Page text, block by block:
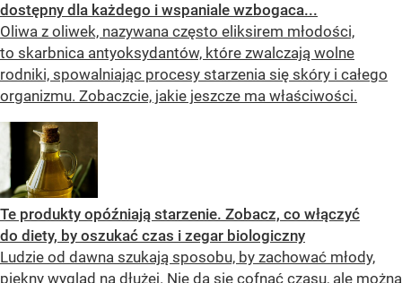
dostępny dla każdego i wspaniale wzbogaca...
Oliwa z oliwek, nazywana często eliksirem młodości,
to skarbnica antyoksydantów, które zwalczają wolne
rodniki, spowalniając procesy starzenia się skóry i całego
organizmu. Zobaczcie, jakie jeszcze ma właściwości.
Te produkty opóźniają starzenie. Zobacz, co włączyć
do diety, by oszukać czas i zegar biologiczny
Ludzie od dawna szukają sposobu, by zachować młody,
piękny wygląd na dłużej. Nie da się cofnąć czasu, ale można